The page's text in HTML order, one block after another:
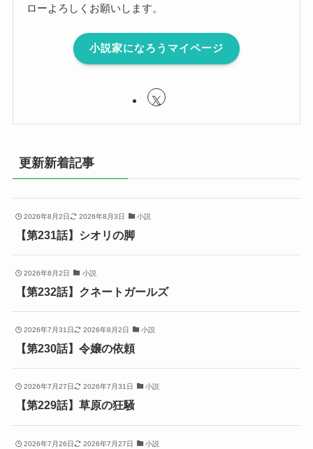
ローよろしくお願いします。
小説家になろうマイページ
更新新着記事
2026年8月2日 2026年8月3日 小説
【第231話】シオリの脚
2026年8月2日 小説
【第232話】クネートガールズ
2026年7月31日 2026年8月2日 小説
【第230話】令嬢の依頼
2026年7月27日 2026年7月31日 小説
【第229話】草原の狂騒
2026年7月26日 2026年7月27日 小説